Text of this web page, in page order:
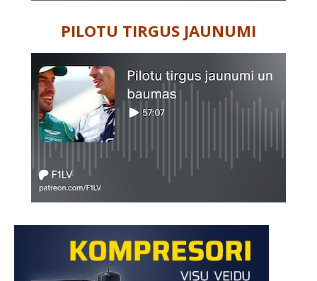
PILOTU TIRGUS JAUNUMI